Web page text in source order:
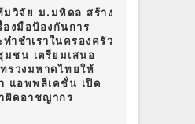
วิจัย ม.มหิดล สร้าง
องมือป้องกันการ
ำชำเราในครองครัว
มชน เตรียมเสนอ
รวงมหาดไทยให้
แอพพลิเคชั่น เปิด
ผิดอาชญากร